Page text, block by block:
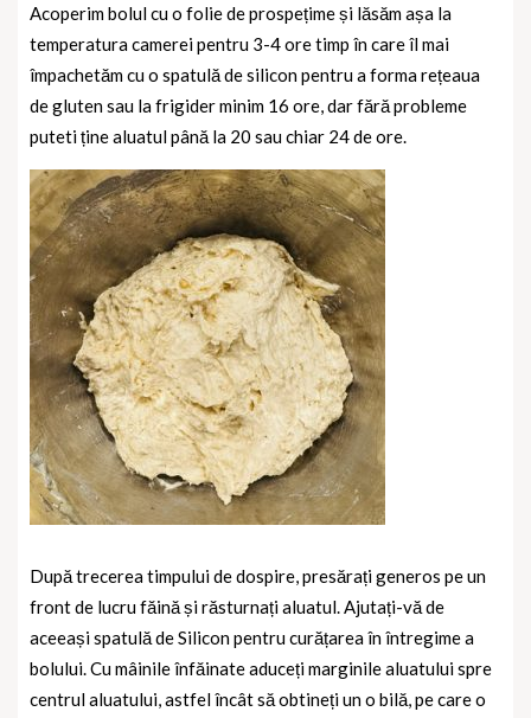
Acoperim bolul cu o folie de prospețime și lăsăm așa la
temperatura camerei pentru 3-4 ore timp în care îl mai
împachetăm cu o spatulă de silicon pentru a forma rețeaua
de gluten sau la frigider minim 16 ore, dar fără probleme
puteti ține aluatul până la 20 sau chiar 24 de ore.
După trecerea timpului de dospire, presărați generos pe un
front de lucru făină și răsturnați aluatul. Ajutați-vă de
aceeași spatulă de Silicon pentru curățarea în întregime a
bolului.Cu mâinile înfăinate aduceți marginile aluatului spre
centrul aluatului, astfel încât să obtineți un o bilă, pe care o